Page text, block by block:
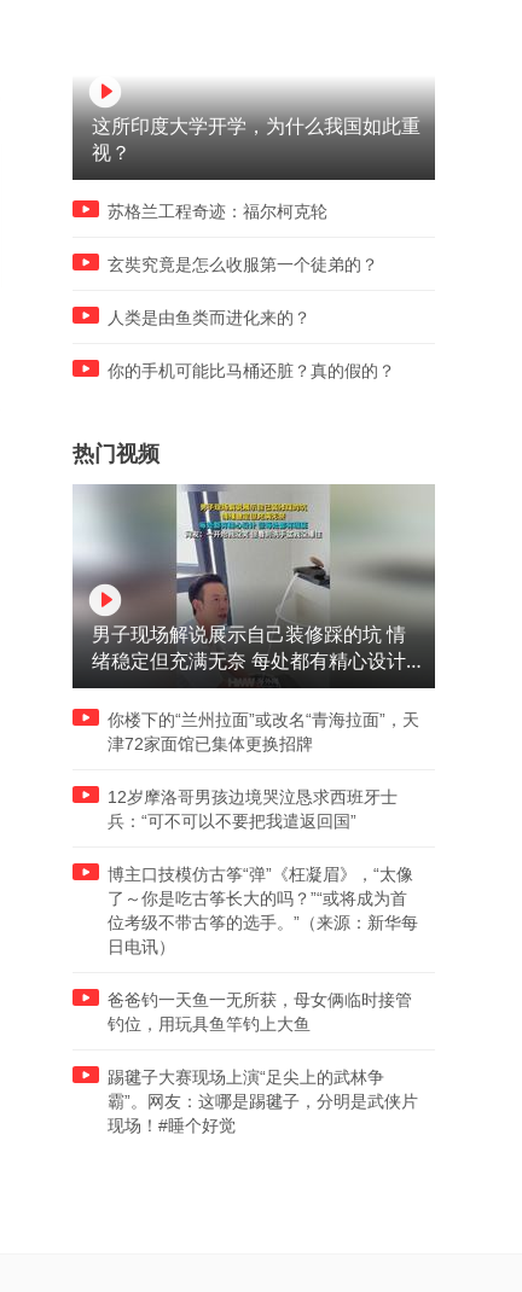
09:56
许君聪 何欢 爆笑小品！你们
牛会抽烟呢？
宋小宝 袁姗姗 爆笑小品！宋
亲
这所印度大学开学，为什么我国如此重
视？
苏格兰工程奇迹：福尔柯克轮
玄奘究竟是怎么收服第一个徒弟的？
人类是由鱼类而进化来的？
你的手机可能比马桶还脏？真的假的？
热门视频
男子现场解说展示自己装修踩的坑 情
绪稳定但充满无奈 每处都有精心设计
但每处都有瑕疵 网友：一开始我没笑
但看到洗手盆我没绷住
你楼下的“兰州拉面”或改名“青海拉面”，天
津72家面馆已集体更换招牌
12岁摩洛哥男孩边境哭泣恳求西班牙士
兵：“可不可以不要把我遣返回国”
博主口技模仿古筝“弹”《枉凝眉》，“太像
了～你是吃古筝长大的吗？”“或将成为首
位考级不带古筝的选手。”（来源：新华每
日电讯）
爸爸钓一天鱼一无所获，母女俩临时接管
钓位，用玩具鱼竿钓上大鱼
踢毽子大赛现场上演“足尖上的武林争
霸”。网友：这哪是踢毽子，分明是武侠片
现场！#睡个好觉